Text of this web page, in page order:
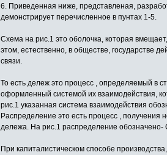
6. Приведенная ниже, представленая,
демонстрирует перечисленное в пунтах 1-5.
Схема на рис.1 это оболочка, которая
этом, естественно, в обществе, государстве
связи.
То есть дележ это процесс , определяемый в
оформленный системой их взаимодействия,
рис.1 указанная система взаимодействия
Распределение это есть процесс ,
дележа. На рис.1 распределение обозначено-
При капиталистическом способе